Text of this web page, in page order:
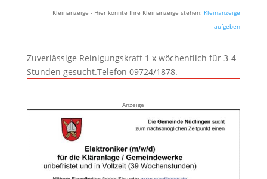
Kleinanzeige - Hier könnte Ihre Kleinanzeige stehen: Kleinanzeige
aufgeben
Zuverlässige Reinigungskraft 1 x wöchentlich für 3-4
Stunden gesucht.Telefon 09724/1878.
Anzeige